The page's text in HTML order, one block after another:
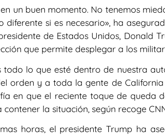
un buen momento. No tenemos
diferente si es necesario», ha
de Estados Unidos, Donald
que permite desplegar a los
todo lo que esté dentro de nuestra
orden y a toda la gente de
en que el reciente toque de queda
la situación, según recoge
horas, el presidente Trump ha